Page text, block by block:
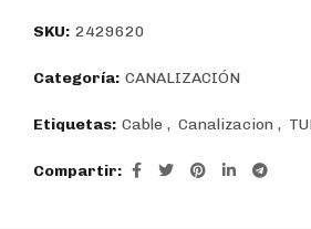
SKU: 2429620
Categoría: CANALIZACIÓN
Etiquetas: Cable , Canalizacion ,
Compartir